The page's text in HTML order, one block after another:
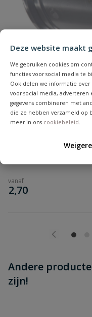
Deze website maakt
We gebruiken cookies om
functies voor social media te
Ook delen we informatie
voor social media, adverteren
gegevens combineren met
die ze hebben verzameld op
meer in ons cookiebeleid
Beoordeling
Beoordeling
PVC overschuifmof
Zonder stootrand |
manchet | Kleur: grijs |
vanaf
€
2,70
Andere
zijn!